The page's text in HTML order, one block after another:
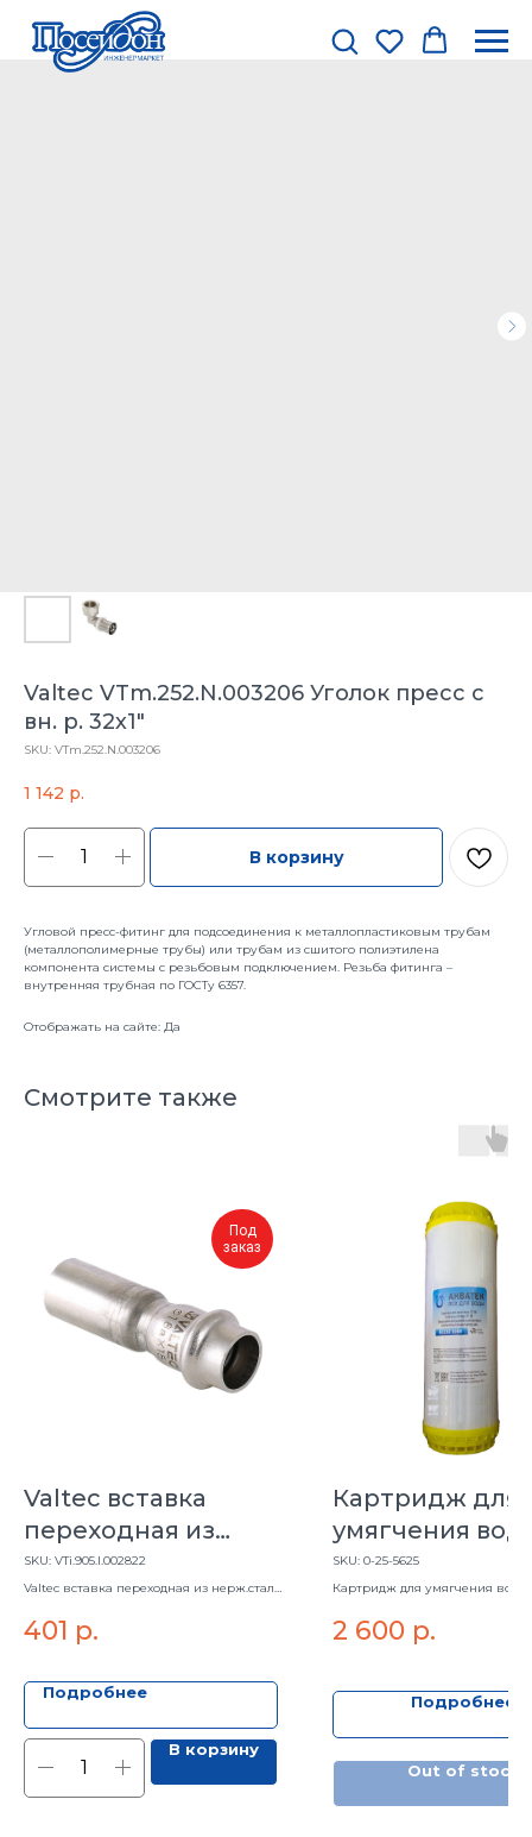
Valtec VTm.252.N.003206 Уголок пресс с
вн. р. 32х1"
SKU: VTm.252.N.003206
1 142 р.
В корзину
Угловой пресс-фитинг для подсоединения к металлопластиковым трубам
(металлополимерные трубы) или трубам из сшитого полиэтилена
компонента системы с резьбовым подключением. Резьба фитинга –
внутренняя трубная по ГОСТу 6357.
Отображать на сайте: Да
Смотрите также
Под
заказ
Valtec вставка
переходная из
нерж.сталь 28*22"
SKU: VTi.905.I.002822
Valtec вставка переходная из нерж.сталь
401 р.
Подробнее
В корзину
Картридж для
умягчения
ВВ
SKU: 0-25-5625
Картридж для умягчения
2 600 р.
Подробнее
Out of stock